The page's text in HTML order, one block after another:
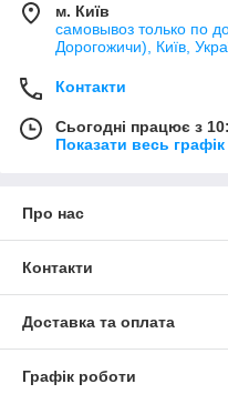
м. Київ
самовывоз только по
Дорогожичи), Київ,
Контакти
Сьогодні працює з
Показати весь
Про нас
Контакти
Доставка та оплата
Графік роботи